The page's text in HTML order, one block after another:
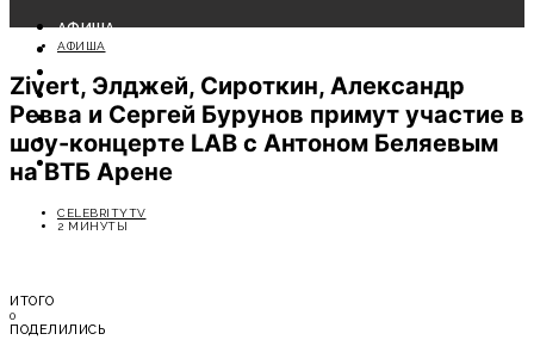
АФИША
СОБЫТИЯ
КРАСОТА
МОДА
ЛИЧНОСТЬ
ОТДЫХ
СОВЕТЫ ЭКСПЕРТОВ
АФИША
Zivert, Элджей, Сироткин, Александр
Ревва и Сергей Бурунов примут участие в
шоу-концерте LAB с Антоном Беляевым
на ВТБ Арене
CELEBRITYTV
2 МИНУТЫ
ИТОГО
0
ПОДЕЛИЛИСЬ